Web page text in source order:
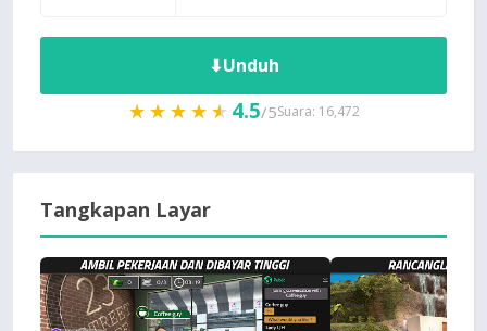
⬇Unduh
★★★★★
★★★★★ 4.5/5Suara: 16,472
Tangkapan Layar